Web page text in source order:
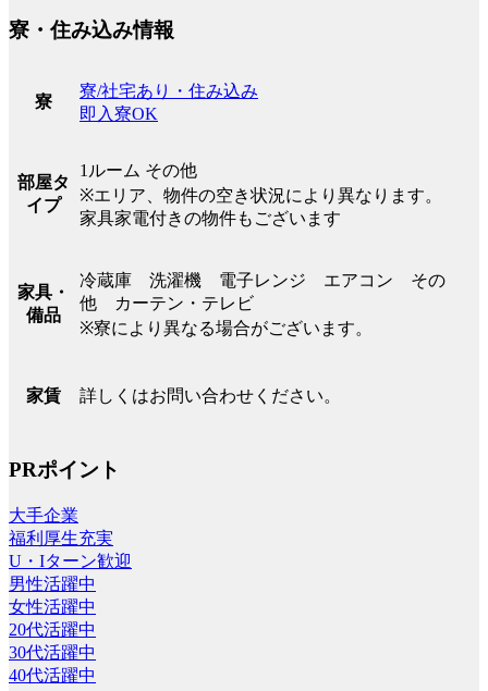
寮・住み込み情報
寮
寮/社宅あり・住み込み
即入寮OK
部屋タ
イプ
1ルーム その他
※エリア、物件の空き状況により異なります。
家具家電付きの物件もございます
家具・
備品
冷蔵庫 洗濯機 電子レンジ エアコン その
他 カーテン・テレビ
※寮により異なる場合がございます。
家賃 詳しくはお問い合わせください。
PRポイント
大手企業
福利厚生充実
U・Iターン歓迎
男性活躍中
女性活躍中
20代活躍中
30代活躍中
40代活躍中